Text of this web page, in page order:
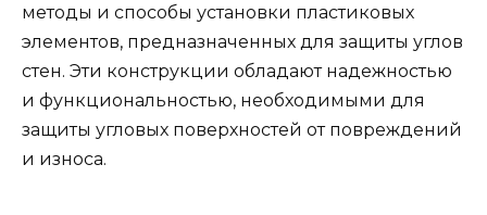
методы и способы установки пластиковых
элементов, предназначенных для защиты углов
стен. Эти конструкции обладают надежностью
и функциональностью, необходимыми для
защиты угловых поверхностей от повреждений
и износа.